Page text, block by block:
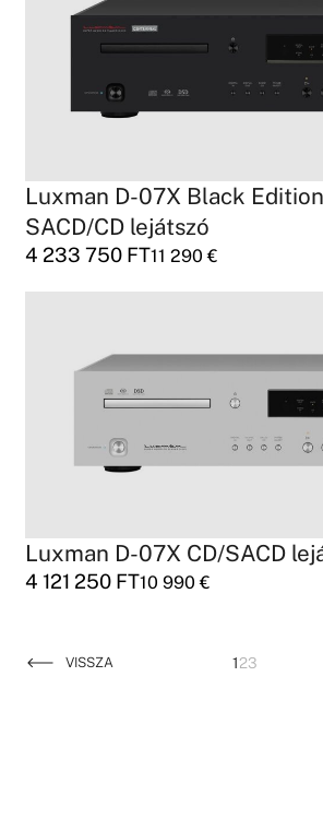
Luxman D-07X Black
SACD/CD lejátszó
4 233 750 FT11 290€
Luxman D-07X CD/SACD
4 121 250 FT10 990€
VISSZA 123